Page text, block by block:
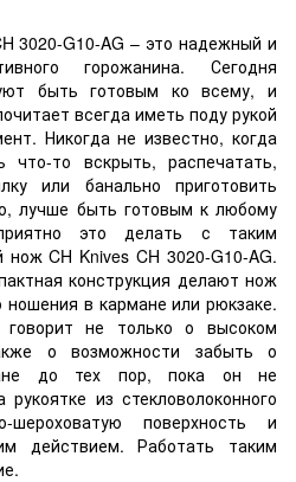
3020-G10-AG – это надежный и
горожанина. Сегодня
быть готовым ко всему, и
всегда иметь поду рукой
Никогда не известно, когда
что-то вскрыть, распечатать,
или банально приготовить
лучше быть готовым к любому
это делать с таким
нож CH Knives CH 3020-G10-AG.
конструкция делают нож
в кармане или рюкзаке.
не только о высоком
о возможности забыть о
до тех пор, пока он не
из стекловолоконного
поверхность и
действием. Работать таким